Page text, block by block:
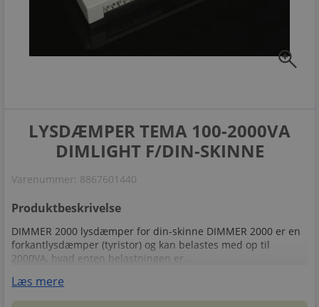
zoom_in
LYSDÆMPER TEMA 100-2000VA
DIMLIGHT F/DIN-SKINNE
Varenummer: 8867601440
Produktbeskrivelse
DIMMER 2000 lysdæmper for din-skinne DIMMER 2000 er en
forkantlysdæmper (tyristor) og kan belastes med op til
2000VA, hvad enten belastningen er...
Læs mere